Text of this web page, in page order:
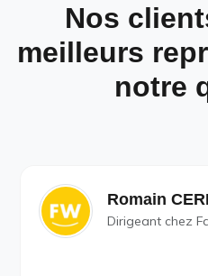
Nos
meilleurs
notre
Romain
Dirigeant chez